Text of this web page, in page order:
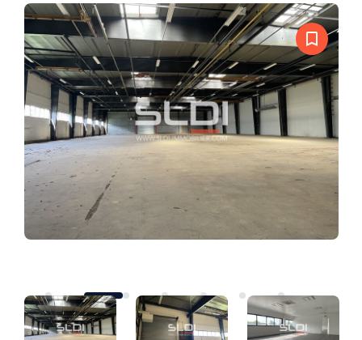
bookmark_border